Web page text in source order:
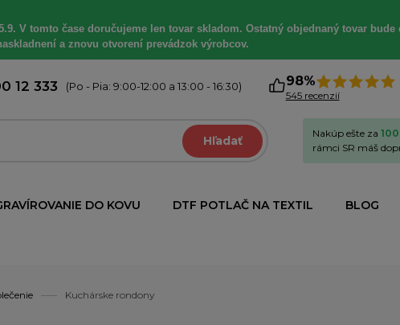
V tomto čase doručujeme len tovar skladom. Ostatný objednaný tovar
a znovu otvorení prevádzok výrobcov.
12 333 (Po - Pia: 9:00-12:00 a 13:00 - 16:30) 98%
545 recenzií
Hľadať
Nakúp ešte za
rámci SR máš
DO KOVU DTF POTLAČ NA TEXTIL BLOG
Kuchárske rondony